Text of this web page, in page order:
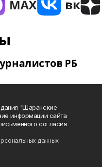
РБ
"Шаранские
информации сайта
согласия
данных